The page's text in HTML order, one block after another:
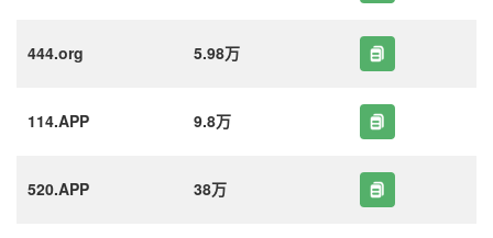
444.org 5.98万
114.APP 9.8万
520.APP 38万